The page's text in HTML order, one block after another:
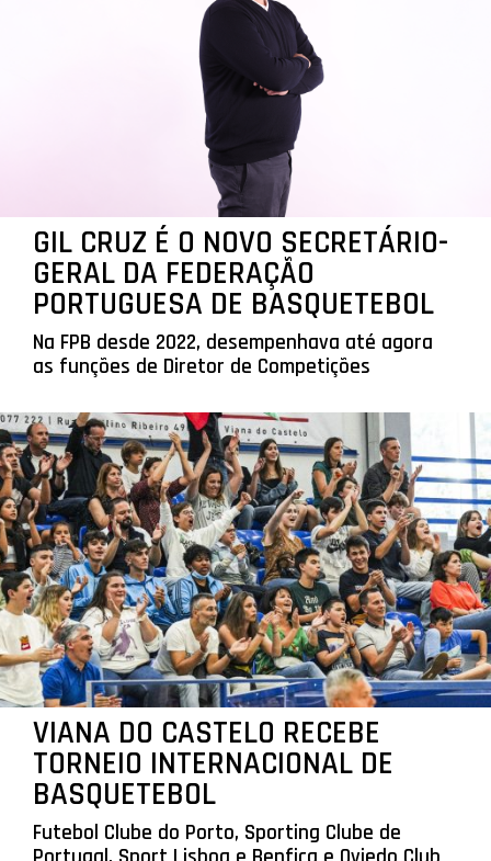
GIL CRUZ É O NOVO SECRETÁRIO-
GERAL DA FEDERAÇÃO
PORTUGUESA DE BASQUETEBOL
Na FPB desde 2022, desempenhava até agora
as funções de Diretor de Competições
VIANA DO CASTELO RECEBE
TORNEIO INTERNACIONAL DE
BASQUETEBOL
Futebol Clube do Porto, Sporting Clube de